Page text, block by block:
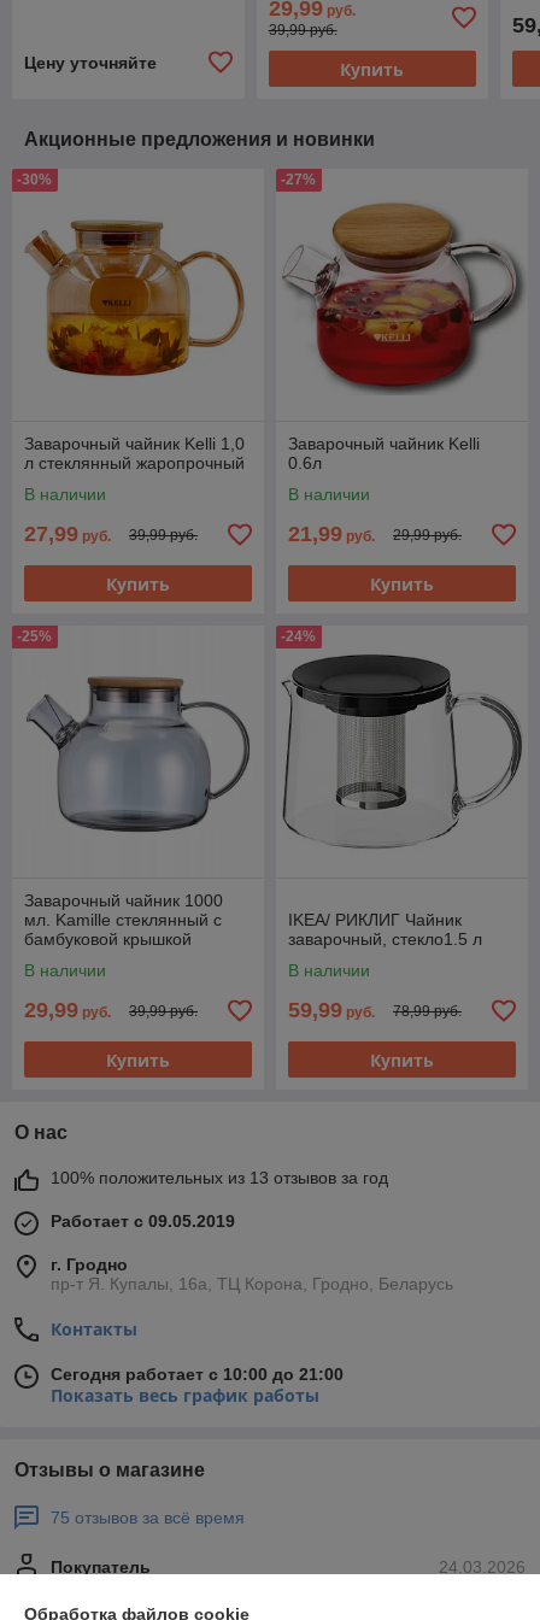
Цену уточняйте
29,99руб.
39,99 руб.
Купить
Акционные предложения и новинки
-30%
Заварочный чайник Kelli 1,0
л стеклянный жаропрочный
В наличии
27,99 руб. 39,99 руб.
Купить
-27%
Заварочный чайник Kelli
0.6л
В наличии
21,99 руб. 29,99 руб.
Купить
-25%
Заварочный чайник 1000
мл. Kamille стеклянный с
бамбуковой крышкой
В наличии
29,99 руб. 39,99 руб.
Купить
-24%
IKEA/ РИКЛИГ Чайник
заварочный, стекло1.5 л
В наличии
59,99 руб. 78,99 руб.
Купить
О нас
100% положительных из 13 отзывов за год
Работает с 09.05.2019
г. Гродно
пр-т Я. Купалы, 16а, ТЦ Корона, Гродно, Беларусь
Контакты
Сегодня работает с 10:00 до 21:00
Показать весь график работы
Отзывы о магазине
75 отзывов за всё время
24.03.2026
Покупатель
Обработка файлов cookie